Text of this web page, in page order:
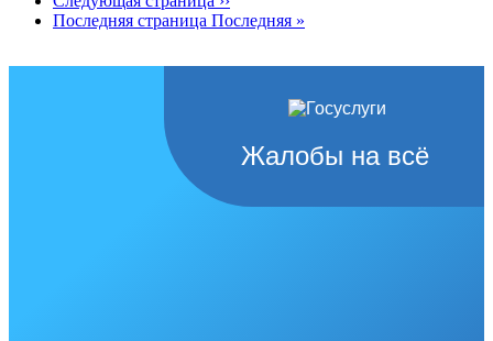
Последняя страница Последняя »
Жалобы на всё